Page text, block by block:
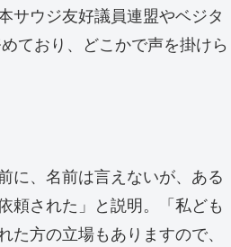
サウジ友好議員連盟やベジタ
ており、どこかで声を掛けら
に、名前は言えないが、ある
頼された」と説明。「私ども
方の立場もありますので、